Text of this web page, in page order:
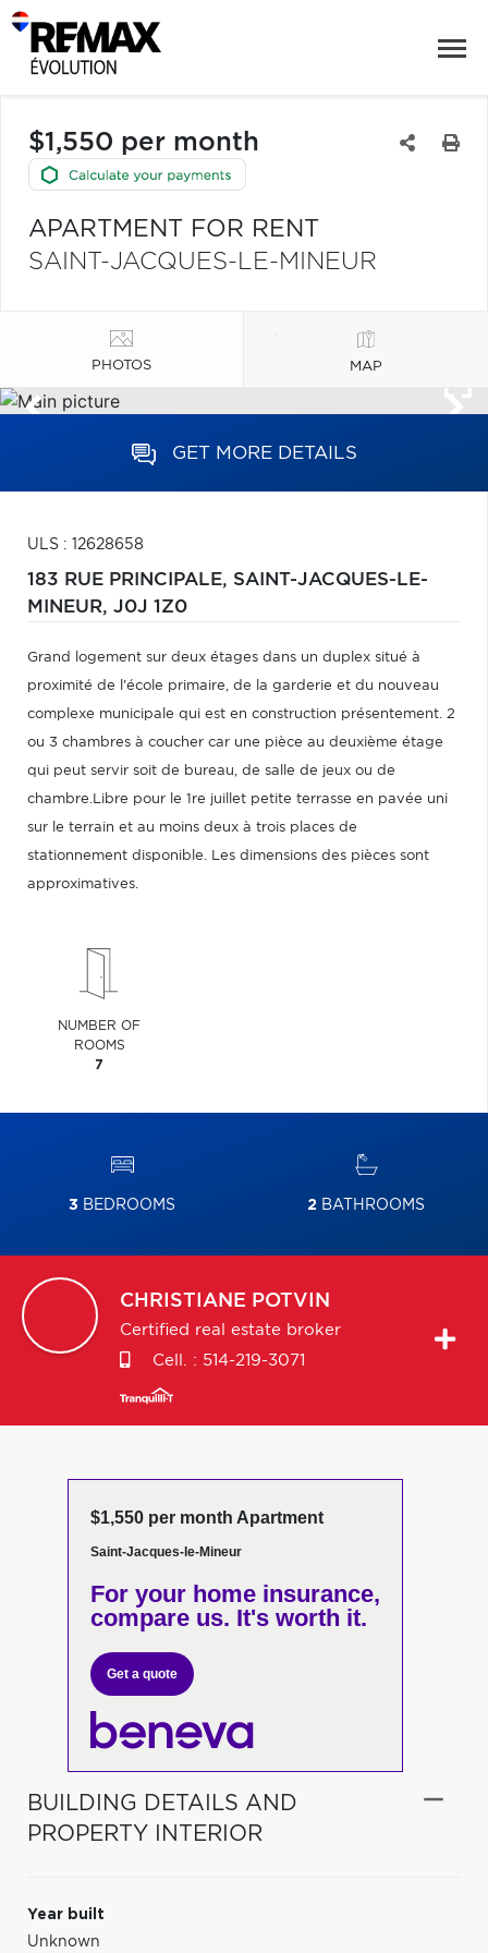
$1,550 per month
APARTMENT FOR RENT
SAINT-JACQUES-LE-MINEUR
PHOTOS MAP
GET MORE DETAILS
ULS : 12628658
183 RUE PRINCIPALE, SAINT-JACQUES-LE-
MINEUR, J0J 1Z0
Grand logement sur deux étages dans un duplex situé à
proximité de l'école primaire, de la garderie et du nouveau
complexe municipale qui est en construction présentement. 2
ou 3 chambres à coucher car une pièce au deuxième étage
qui peut servir soit de bureau, de salle de jeux ou de
chambre.Libre pour le 1re juillet petite terrasse en pavée uni
sur le terrain et au moins deux à trois places de
stationnement disponible. Les dimensions des pièces sont
approximatives.
NUMBER OF
ROOMS
7
3 BEDROOMS 2 BATHROOMS
CHRISTIANE POTVIN
Certified real estate broker
Cell. : 514-219-3071
$1,550 per month Apartment
Saint-Jacques-le-Mineur
For your home insurance,
compare us. It's worth it.
Get a quote
BUILDING DETAILS AND
PROPERTY INTERIOR
Year built
Unknown